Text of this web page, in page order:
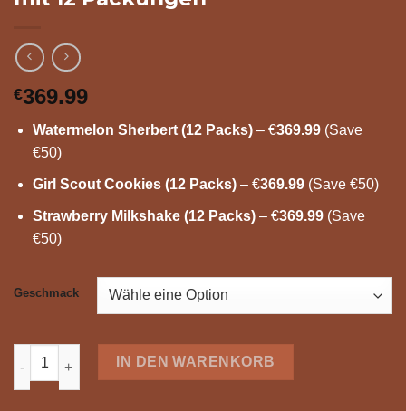
€369.99
Watermelon Sherbert (12 Packs)– €369.99(Save
€50)
Girl Scout Cookies (12 Packs)– €369.99(Save €50)
Strawberry Milkshake (12 Packs)– €369.99(Save
€50)
Geschmack
. Baby J’s (THCA Pre-Rolls) – Karton mit 12 Packungen Menge
IN DEN WARENKORB